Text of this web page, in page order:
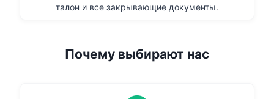
талон и все закрывающие документы.
Почему выбирают нас